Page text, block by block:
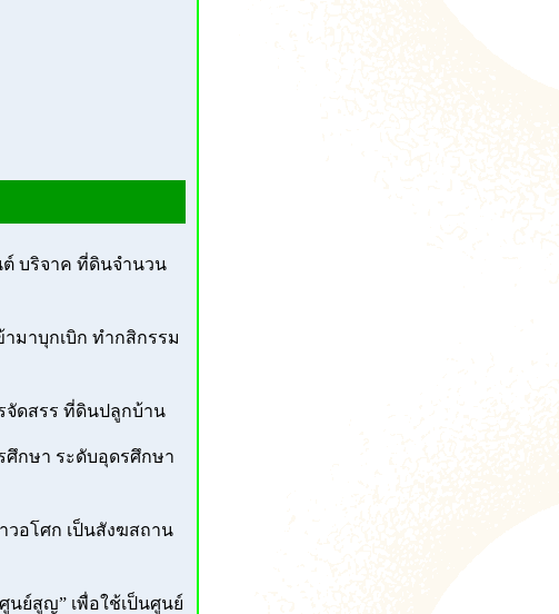
บริจาค ที่ดินจำนวน
มาบุกเบิก ทำกสิกรรม
จัดสรร ที่ดินปลูกบ้าน
ศึกษา ระดับอุดรศึกษา
อโศก เป็นสังฆสถาน
ย์สูญ” เพื่อใช้เป็นศูนย์